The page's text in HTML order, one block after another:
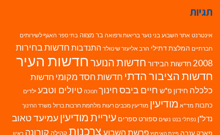
תגיות
אינטרנט אתר השבוע בני נוער בריאות ורפואה בר מצווה בתי ספר האגף לשירותים
חברתיים המלצת דתילי הרב אליעזר שינוולד התנדבות חדשות בחירות
2008 חדשות הבידור חדשות הנוערחדשות העיר
חדשות הציבור הדתי חדשות חסד מקומי חדשות
כלכלה חידון פ"ש חיים ביבסחינוך חנוכה טיולים וטבע ילדים
כתבות מד"א מודיעין מודיעין מכבים רעות מלחמת חרבות ברזל משרד החינוך
נדל"ן נפתלי בנט נשים ספורט ספרים עיריית מודיעין עמיעד טאוב
פארק ענבה פינת האימוץ פרשת השבועצרכנות קהילה קורונה ראיון